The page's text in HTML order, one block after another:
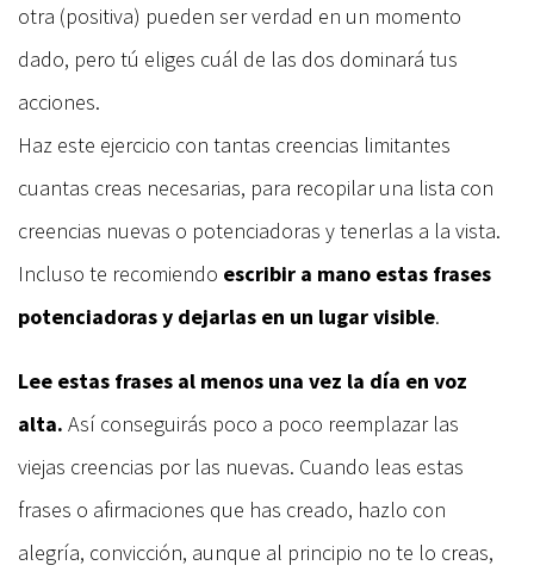
otra (positiva) pueden ser verdad en un momento
dado, pero tú eliges cuál de las dos dominará tus
acciones.
Haz este ejercicio con tantas creencias limitantes
cuantas creas necesarias, para recopilar una lista con
creencias nuevas o potenciadoras y tenerlas a la vista.
Incluso te recomiendo escribir a mano estas frases
potenciadoras y dejarlas en un lugar visible.
Lee estas frases al menos una vez la día en voz
alta. Así conseguirás poco a poco reemplazar las
viejas creencias por las nuevas. Cuando leas estas
frases o afirmaciones que has creado, hazlo con
alegría, convicción, aunque al principio no te lo creas,